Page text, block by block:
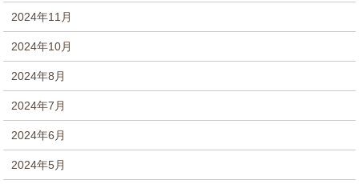
2024年11月
2024年10月
2024年8月
2024年7月
2024年6月
2024年5月